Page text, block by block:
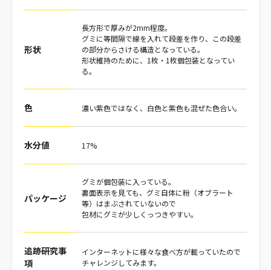
形状
長方形で厚みが2mm程度。
グミに等間隔で線を入れて段差を作り、この段差
の部分からさける構造となっている。
形状維持のために、1枚・1枚個包装となってい
る。
色 濃い紫色ではなく、白色と紫色も混ぜた色合い。
水分値 17%
パッケージ
グミが個包装に入っている。
裏面表示を見ても、グミ自体に粉（オブラート
等）はまぶされていないので
包材にグミが少しくっつきやすい。
追跡研究事
項
インターネットに様々な食べ方が載っていたので
チャレンジしてみます。